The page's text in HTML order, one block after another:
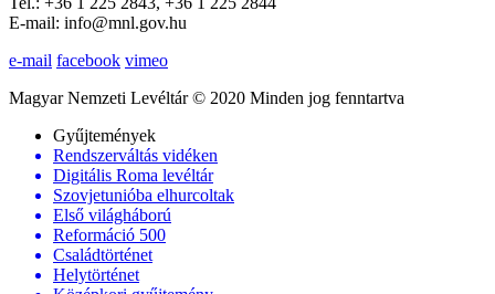
E-mail: info@mnl.gov.hu
e-mail facebook vimeo
Magyar Nemzeti Levéltár © 2020 Minden jog fenntartva
Gyűjtemények
Rendszerváltás vidéken
Digitális Roma levéltár
Szovjetunióba elhurcoltak
Első világháború
Reformáció 500
Családtörténet
Helytörténet